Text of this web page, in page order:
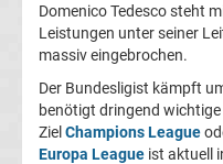
League
Premier
League
Domenico Tedesco steht
Leistungen unter seiner
massiv eingebrochen.
Der Bundesligist kämpft
benötigt dringend
ZielChampions League
Europa League ist aktuell